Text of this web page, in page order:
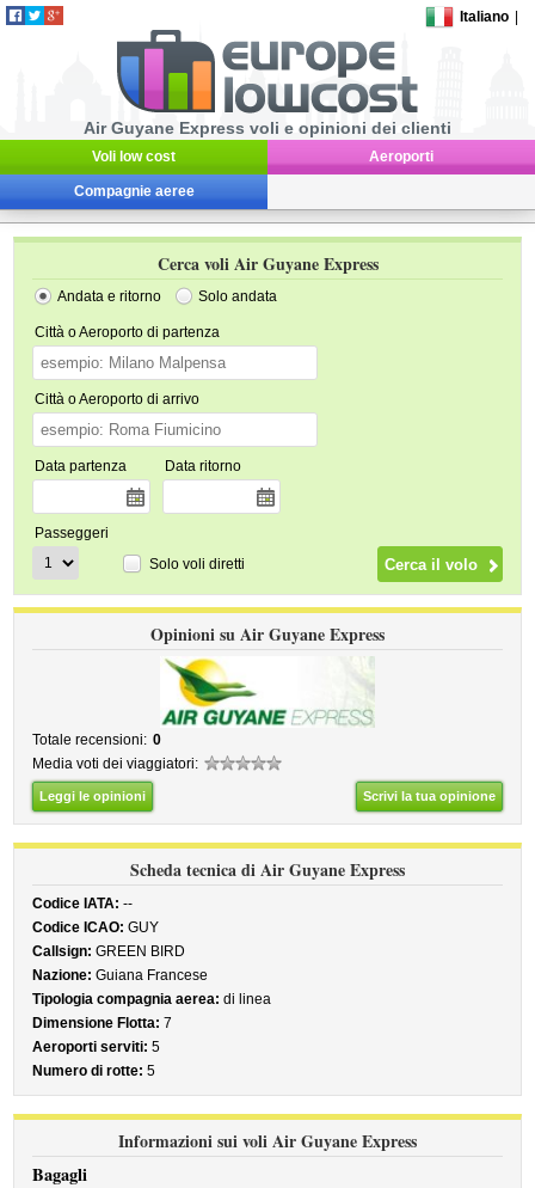
Italiano
Air Guyane Express voli e opinioni dei clienti
Voli low cost Aeroporti
Compagnie aeree
Cerca voli Air Guyane Express
Andata e ritorno Solo andata
Città o Aeroporto di partenza
Città o Aeroporto di arrivo
Data partenza Data ritorno
Passeggeri
Solo voli diretti
Opinioni su Air Guyane Express
Totale recensioni: 0
Media voti dei viaggiatori:
Leggi le opinioni Scrivi la tua opinione
Scheda tecnica di Air Guyane Express
Codice IATA: --
Codice ICAO: GUY
Callsign: GREEN BIRD
Nazione: Guiana Francese
Tipologia compagnia aerea: di linea
Dimensione Flotta: 7
Aeroporti serviti: 5
Numero di rotte: 5
Informazioni sui voli Air Guyane Express
Bagagli